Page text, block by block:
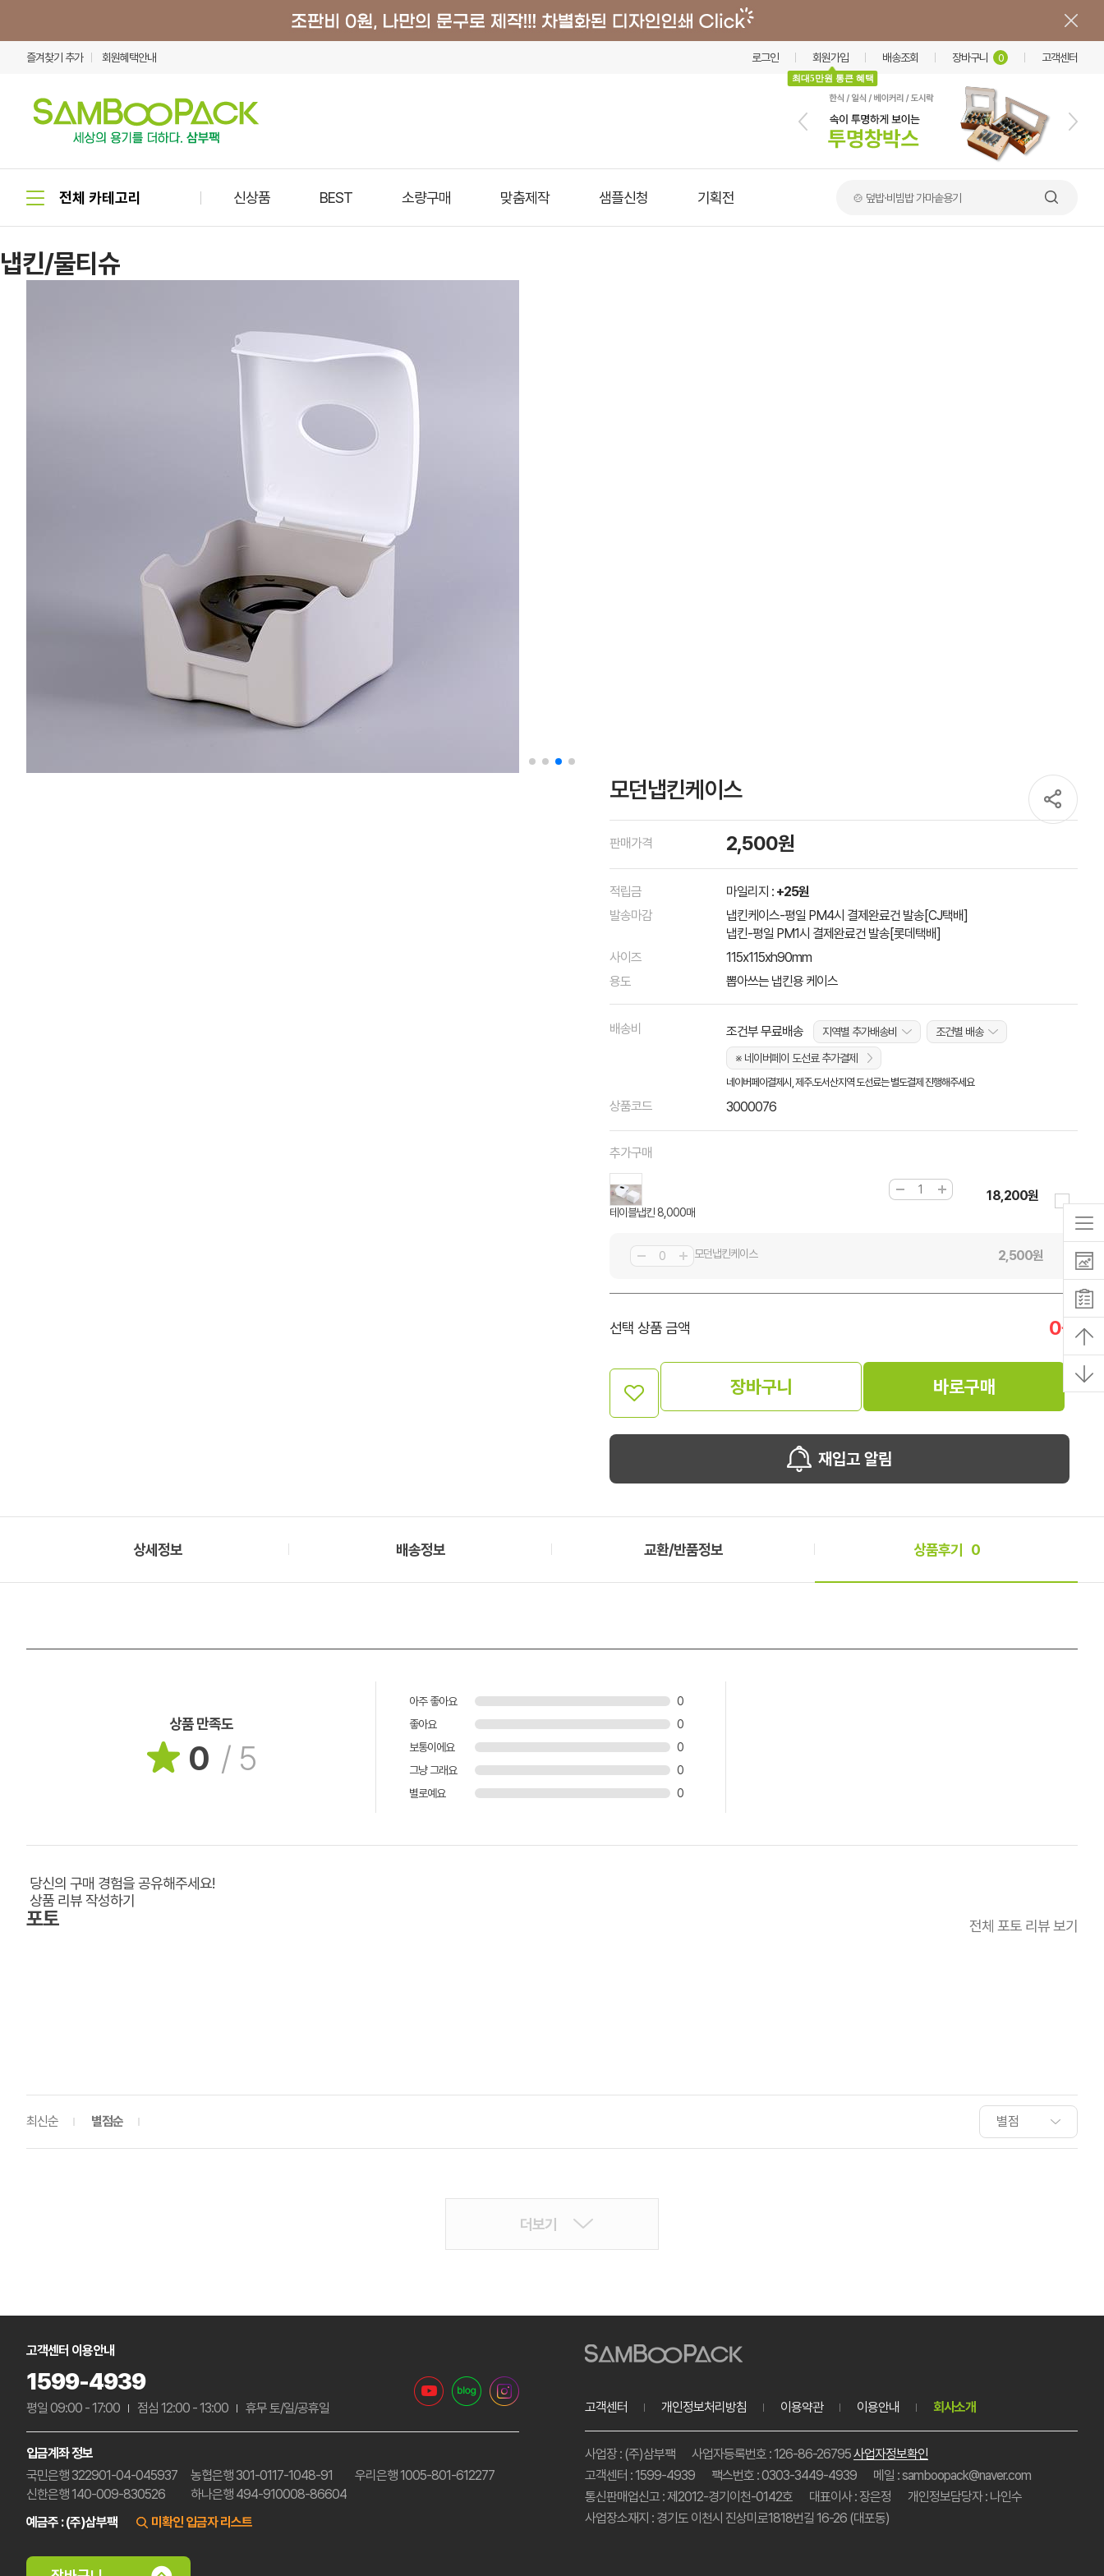
즐겨찾기 추가 회원혜택안내 로그인 회원가입
최대5만원 통큰 혜택
배송조회 장바구니 0 고객센터
신상품 BEST 소량구매 맞춤제작 샘플신청 기획전 🍲 덮밥·비빔밥 가마솥용기
냅킨/물티슈
모던냅킨케이스
판매가격 2,500원
적립금 마일리지 : +25원
발송마감
냅킨케이스-평일 PM4시 결제완료건 발송[CJ택배]
냅킨-평일 PM1시 결제완료건 발송[롯데택배]
사이즈
115x115xh90mm
용도
뽑아쓰는 냅킨용 케이스
배송비 조건부 무료배송 지역별 추가배송비
조건별 배송
※ 네이버페이 도선료 추가결제
네이버페이결제시, 제주.도서산지역 도선료는 별도결제 진행해주세요
상품코드 3000076
추가구매
테이블냅킨 8,000매
18,200원
모던냅킨케이스 2,500원
선택 상품 금액 0원
장바구니 바로구매
재입고 알림
상세정보 배송정보 교환/반품정보 상품후기 0
상품 만족도
0 / 5
아주 좋아요
0
좋아요
0
보통이에요
0
그냥 그래요
0
별로예요
0
당신의 구매 경험을 공유해주세요!
상품 리뷰 작성하기
포토 전체 포토 리뷰 보기
최신순 별점순
더보기
고객센터 이용안내
1599-4939
평일 09:00 - 17:00 점심 12:00 - 13:00 휴무 토/일/공휴일
입금계좌 정보
국민은행 322901-04-045937
농협은행 301-0117-1048-91
우리은행 1005-801-612277
신한은행 140-009-830526
하나은행 494-910008-86604
예금주 : (주)삼부팩
미확인 입금자 리스트
고객센터 개인정보처리방침 이용약관 이용안내 회사소개
사업장 : (주)삼부팩 사업자등록번호 : 126-86-26795사업자정보확인
고객센터 : 1599-4939
팩스번호 : 0303-3449-4939
메일 : samboopack@naver.com
통신판매업신고 : 제2012-경기이천-0142호
대표이사 : 장은정
개인정보담당자 : 나인수
사업장소재지 : 경기도 이천시 진상미로1818번길 16-26 (대포동)